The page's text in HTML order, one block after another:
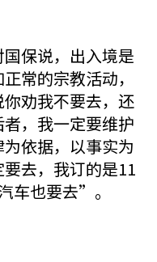
保说，出入境是
常的宗教活动，
劝我不要去，还
，我一定要维护
依据，以事实为
去，我订的是11
车也要去”。